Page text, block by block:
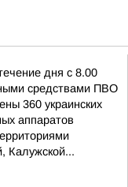
дня с 8.00
средствами ПВО
360 украинских
аппаратов
Калужской...